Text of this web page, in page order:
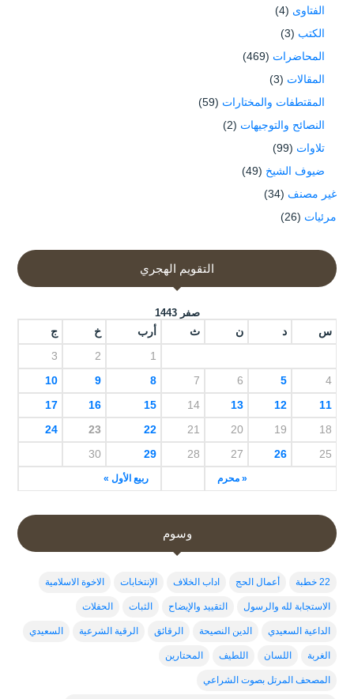
الفتاوى (4)
الكتب (3)
المحاضرات (469)
المقالات (3)
المقتطفات والمختارات (59)
النصائح والتوجيهات (2)
تلاوات (99)
ضيوف الشيخ (49)
غير مصنف (34)
مرئيات (26)
التقويم الهجري
صفر 1443
س د ن ث أرب خ ج
« محرم ربيع الأول »
1
2
3
4
5
6
7
8
9
10
11
12
13
14
15
16
17
18
19
20
21
22
23
24
25
26
27
28
29
30
وسوم
22 خطبة أعمال الحج اداب الخلاف الإنتخابات الاخوة الاسلامية
الاستجابة لله والرسول التقييد والإيضاح الثبات الحفلات
الداعية السعيدي الدين النصيحة الرقائق الرقية الشرعية السعيدي
الغربة اللسان اللطيف المحتارين
المصحف المرتل بصوت الشراعي